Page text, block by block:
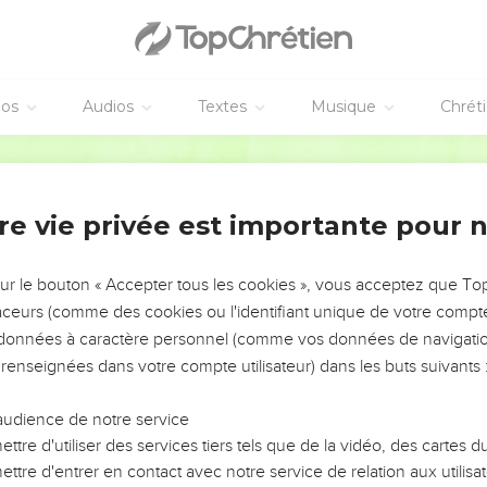
Audios Textes Musique
le Dieu victorieux
à chanter avec accompagnement d’instruments à cordes.
! Qu’il nous bénisse ! Qu’il nous regarde avec bonté, *Pause
comment tu interviens, et que dans toutes les
ô Dieu, que tous les peuples t’adressent leurs louanges !
et qu’elles chantent dans l’allégresse, car c’est avec justice
ô Dieu, que tous les peuples t’adressent leurs louanges !
Dieu, notre Dieu, nous a bénis.
vie privée est importante pour
le bouton « Accepter tous les cookies », vous acceptez que
(comme des cookies ou l'identifiant unique de votre
à caractère personnel (comme vos données de
dans votre compte utilisateur) dans les buts suivants :
de notre service
d'utiliser des services tiers tels que de la vidéo, des cartes
d'entrer en contact avec notre service de relation aux